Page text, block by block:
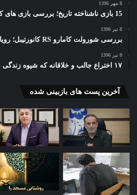
8 مهر 1396
15 بازی ناشناخته تاریخ؛ بررسی بازی های کمتر دیده شده نسل قبل
8 تیر 1396
بررسی شورولت کامارو RS کانورتیبل؛ رویایی برای مسافرت تابستانی
8 تیر 1396
۱۷ اختراع جالب و خلاقانه که شیوه زندگی شما را تغییر خواهند داد
آخرین پست های بازبینی شده